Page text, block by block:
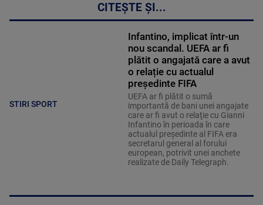
CITEȘTE ȘI...
STIRI SPORT
Infantino, implicat într-un
nou scandal. UEFA ar fi
plătit o angajată care a avut
o relație cu actualul
președinte FIFA
UEFA ar fi plătit o sumă
importantă de bani unei angajate
care ar fi avut o relaţie cu Gianni
Infantino în perioada în care
actualul preşedinte al FIFA era
secretarul general al forului
european, potrivit unei anchete
realizate de Daily Telegraph.